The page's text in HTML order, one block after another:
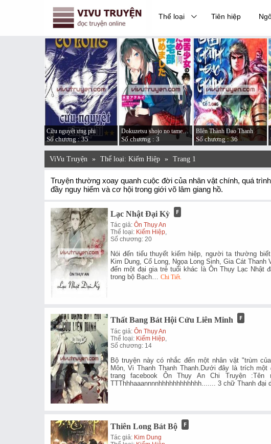
Thể loại Tiên hiệp
Cữu nguyệt ưng phi
Số chương : 35
Dokuzetsu shojo no tame ni kitaku-bu yamemashita
Số chương : 3
BIên Thành Đao Thanh
Số chương : 36
ViVu Truyện » Thể loại: Kiếm Hiệp » Trang 1
Truyện thường xoay quanh cuộc đời của nhân vật chính, quá
đầy nguy hiểm và cơ hội trong giới võ lâm giang hồ.
Lạc Nhật Đại Kỳ
Tác giả: Ôn Thụy An
Thể loại: Kiếm Hiệp,
Số chương: 20
Nói đến tiểu thuyết kiếm hiệp, người ta thường
Kim Dung, Cổ Long, Ngọa Long Sinh, Gia Cát
đến một đại gia trẻ tuổi khác là Ôn Thụy Lạc Nhật
trong bộ Bạch… Chi Tiết.
Thất Bang Bát Hội Cửu Liên Minh
Tác giả: Ôn Thụy An
Thể loại: Kiếm Hiệp,
Số chương: 14
Bộ truyện này có nhắc đến một nhân vật "trùm
Môn, Vi Thanh Thanh Thanh.Dưới đây là trích
trang facebook Ôn Thụy An Chi Truyện
TTThhhaaannnnhhhhhhhhhhhh....... 3 chữ Thanh đại
Thiên Long Bát Bộ
Tác giả: Kim Dung